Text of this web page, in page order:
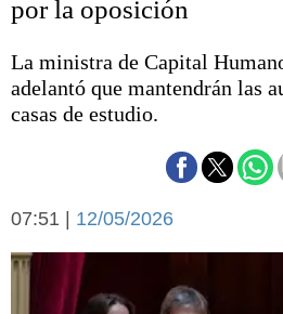
Liga del
Economía y campo
Con el
por la oposición
La ministra de Capital
adelantó que mantendrán las
casas de estudio.
07:51 | 12/05/2026